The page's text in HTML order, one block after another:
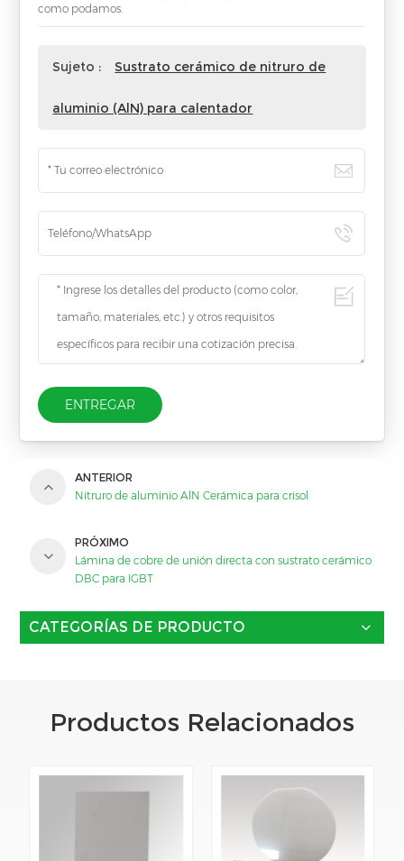
como podamos.
Sujeto : Sustrato cerámico de nitruro de
aluminio (AlN) para calentador
ENTREGAR
ANTERIOR
Nitruro de aluminio AlN Cerámica para crisol
PRÓXIMO
Lámina de cobre de unión directa con sustrato cerámico
DBC para IGBT
CATEGORÍAS DE PRODUCTO
Productos Relacionados